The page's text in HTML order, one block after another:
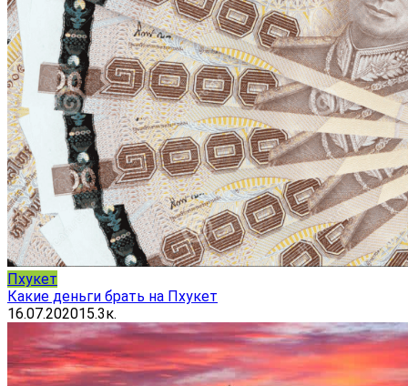
Пхукет
Какие деньги брать на Пхукет
16.07.202015.3к.